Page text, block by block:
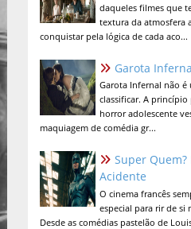
daqueles filmes que
textura da atmosfera
conquistar pela lógica de cada aco...
Garota
Garota Infernal não
classificar. A
horror adolescente
maquiagem de comédia gr...
Super
Acidente
O cinema francês
especial para rir de si
Desde as comédias pastelão de